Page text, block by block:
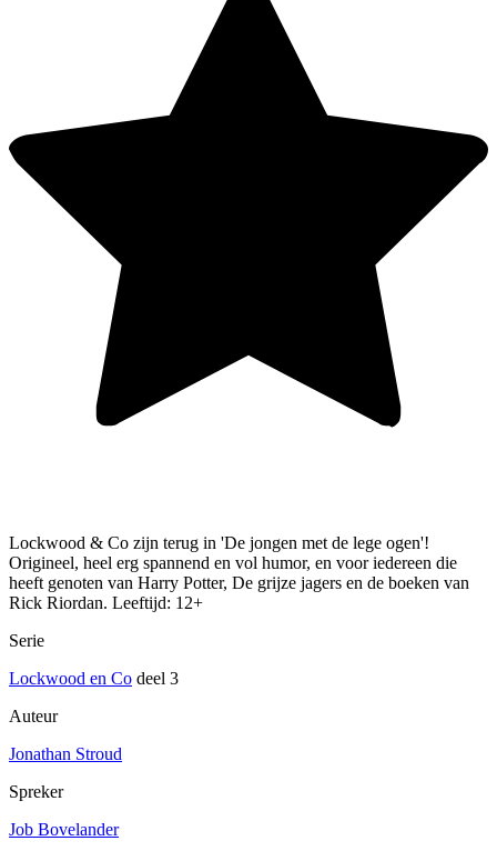
Lockwood & Co zijn terug in 'De jongen met de lege ogen'!
Origineel, heel erg spannend en vol humor, en voor iedereen die
heeft genoten van Harry Potter, De grijze jagers en de boeken van
Rick Riordan. Leeftijd: 12+
Serie
Lockwood en Co deel 3
Auteur
Jonathan Stroud
Spreker
Job Bovelander